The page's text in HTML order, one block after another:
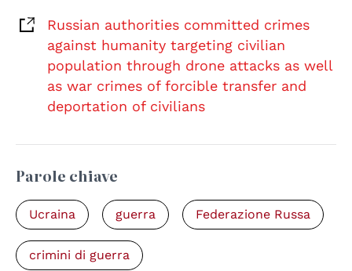
Russian authorities committed crimes
against humanity targeting civilian
population through drone attacks as well
as war crimes of forcible transfer and
deportation of civilians
Parole chiave
Ucraina guerra Federazione Russa
crimini di guerra